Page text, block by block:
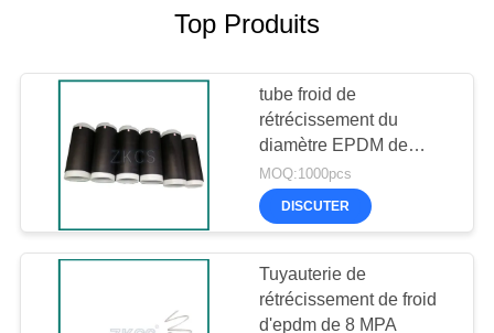
Top Produits
tube froid de
rétrécissement du
diamètre EPDM de
42mm
MOQ:1000pcs
DISCUTER
Tuyauterie de
rétrécissement de froid
d'epdm de 8 MPA